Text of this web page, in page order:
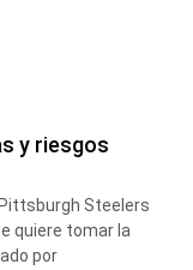
y riesgos
Steelers
quiere tomar la
por